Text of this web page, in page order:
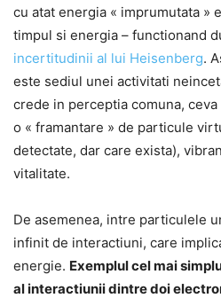
cu atat energia « imprumutata »
timpul si energia – functionand
incertitudinii al lui Heisenberg.
este sediul unei activitati
crede in perceptia comuna,
o « framantare » de particule
detectate, dar care exista),
vitalitate.
De asemenea, intre particulele
infinit de interactiuni, care
energie. Exemplul cel mai
al interactiunii dintre doi